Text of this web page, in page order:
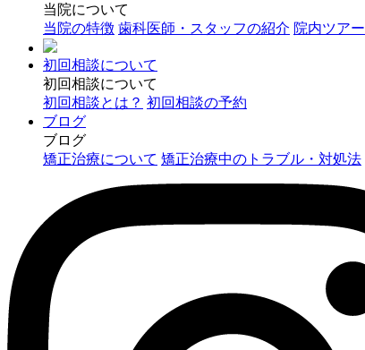
当院について
当院の特徴 歯科医師・スタッフの紹介 院内ツアー
初回相談について
初回相談について
初回相談とは？ 初回相談の予約
ブログ
ブログ
矯正治療について 矯正治療中のトラブル・対処法